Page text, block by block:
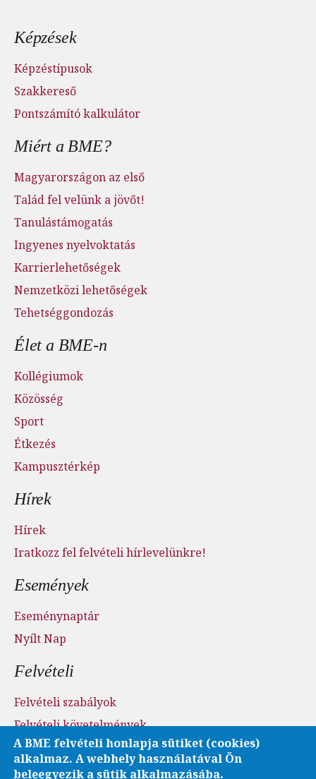
Lábléc menü
Képzések
Képzéstípusok
Szakkereső
Pontszámító kalkulátor
Miért a BME?
Magyarországon az első
Talád fel velünk a jövőt!
Tanulástámogatás
Ingyenes nyelvoktatás
Karrierlehetőségek
Nemzetközi lehetőségek
Tehetséggondozás
Élet a BME-n
Kollégiumok
Közösség
Sport
Étkezés
Kampusztérkép
Hírek
Hírek
Iratkozz fel felvételi hírlevelünkre!
Események
Eseménynaptár
Nyílt Nap
Felvételi
Felvételi szabályok
Felvételi követelmények
Felvételi menetrend
Nyílt nap
A BME felvételi honlapja sütiket (cookies)
alkalmaz. A webhely használatával Ön
beleegyezik a sütik alkalmazásába.